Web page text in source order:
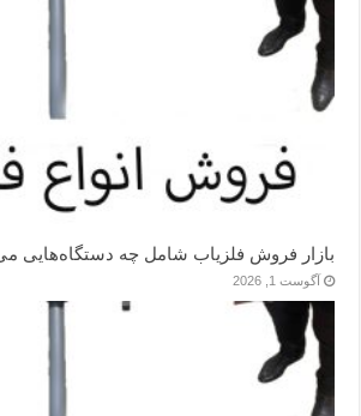
بازار فروش فلزیاب شامل چه دستگاه‌هایی
آگوست 1, 2026